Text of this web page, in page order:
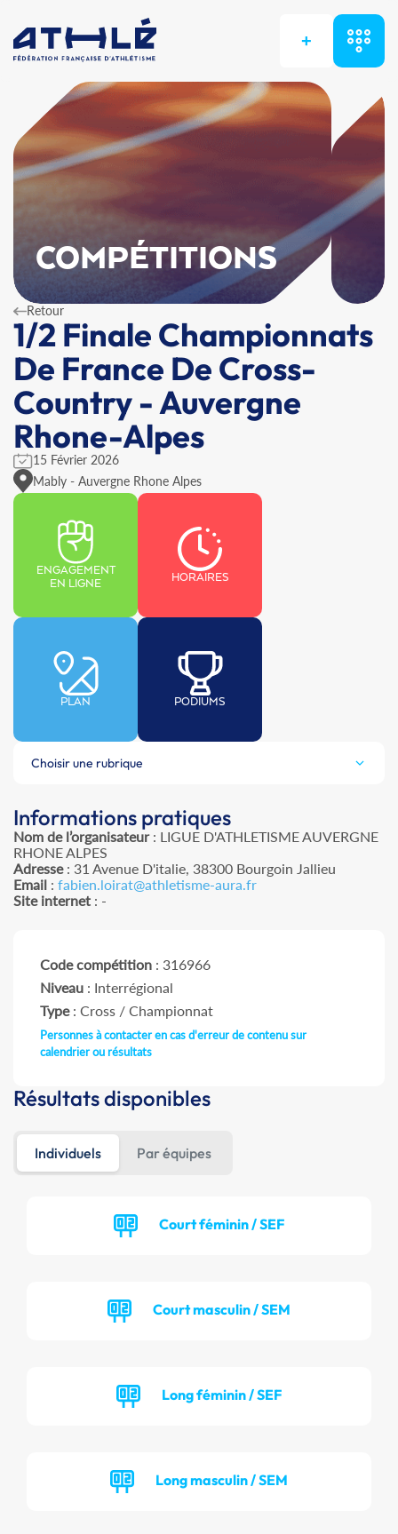
+
COMPÉTITIONS
Retour
1/2 Finale Championnats
De France De Cross-
Country - Auvergne
Rhone-Alpes
15 Février 2026
Mably - Auvergne Rhone Alpes
ENGAGEMENT
EN LIGNE
HORAIRES
PLAN PODIUMS
Choisir une rubrique
Informations pratiques
Nom de l’organisateur: LIGUE D'ATHLETISME AUVERGNE
RHONE ALPES
Adresse: 31 Avenue D'italie, 38300 Bourgoin Jallieu
Email : fabien.loirat@athletisme-aura.fr
Site internet : -
Code compétition : 316966
Niveau : Interrégional
Type: Cross / Championnat
Personnes à contacter en cas d'erreur de contenu sur
calendrier ou résultats
Résultats disponibles
Individuels Par équipes
Court féminin / SEF
Court masculin / SEM
Long féminin / SEF
Long masculin / SEM